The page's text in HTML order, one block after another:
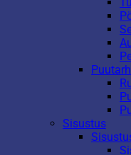
Sisustus